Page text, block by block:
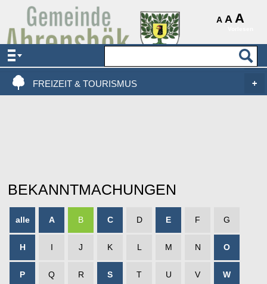
A A A
AKTUELLES & SERVICE
VERWALTUNG & POLITIK
FREIZEIT & TOURISMUS
BEKANNTMACHUNGEN
alle A B C D E F G
H I J K L M N O
P Q R S T U V W